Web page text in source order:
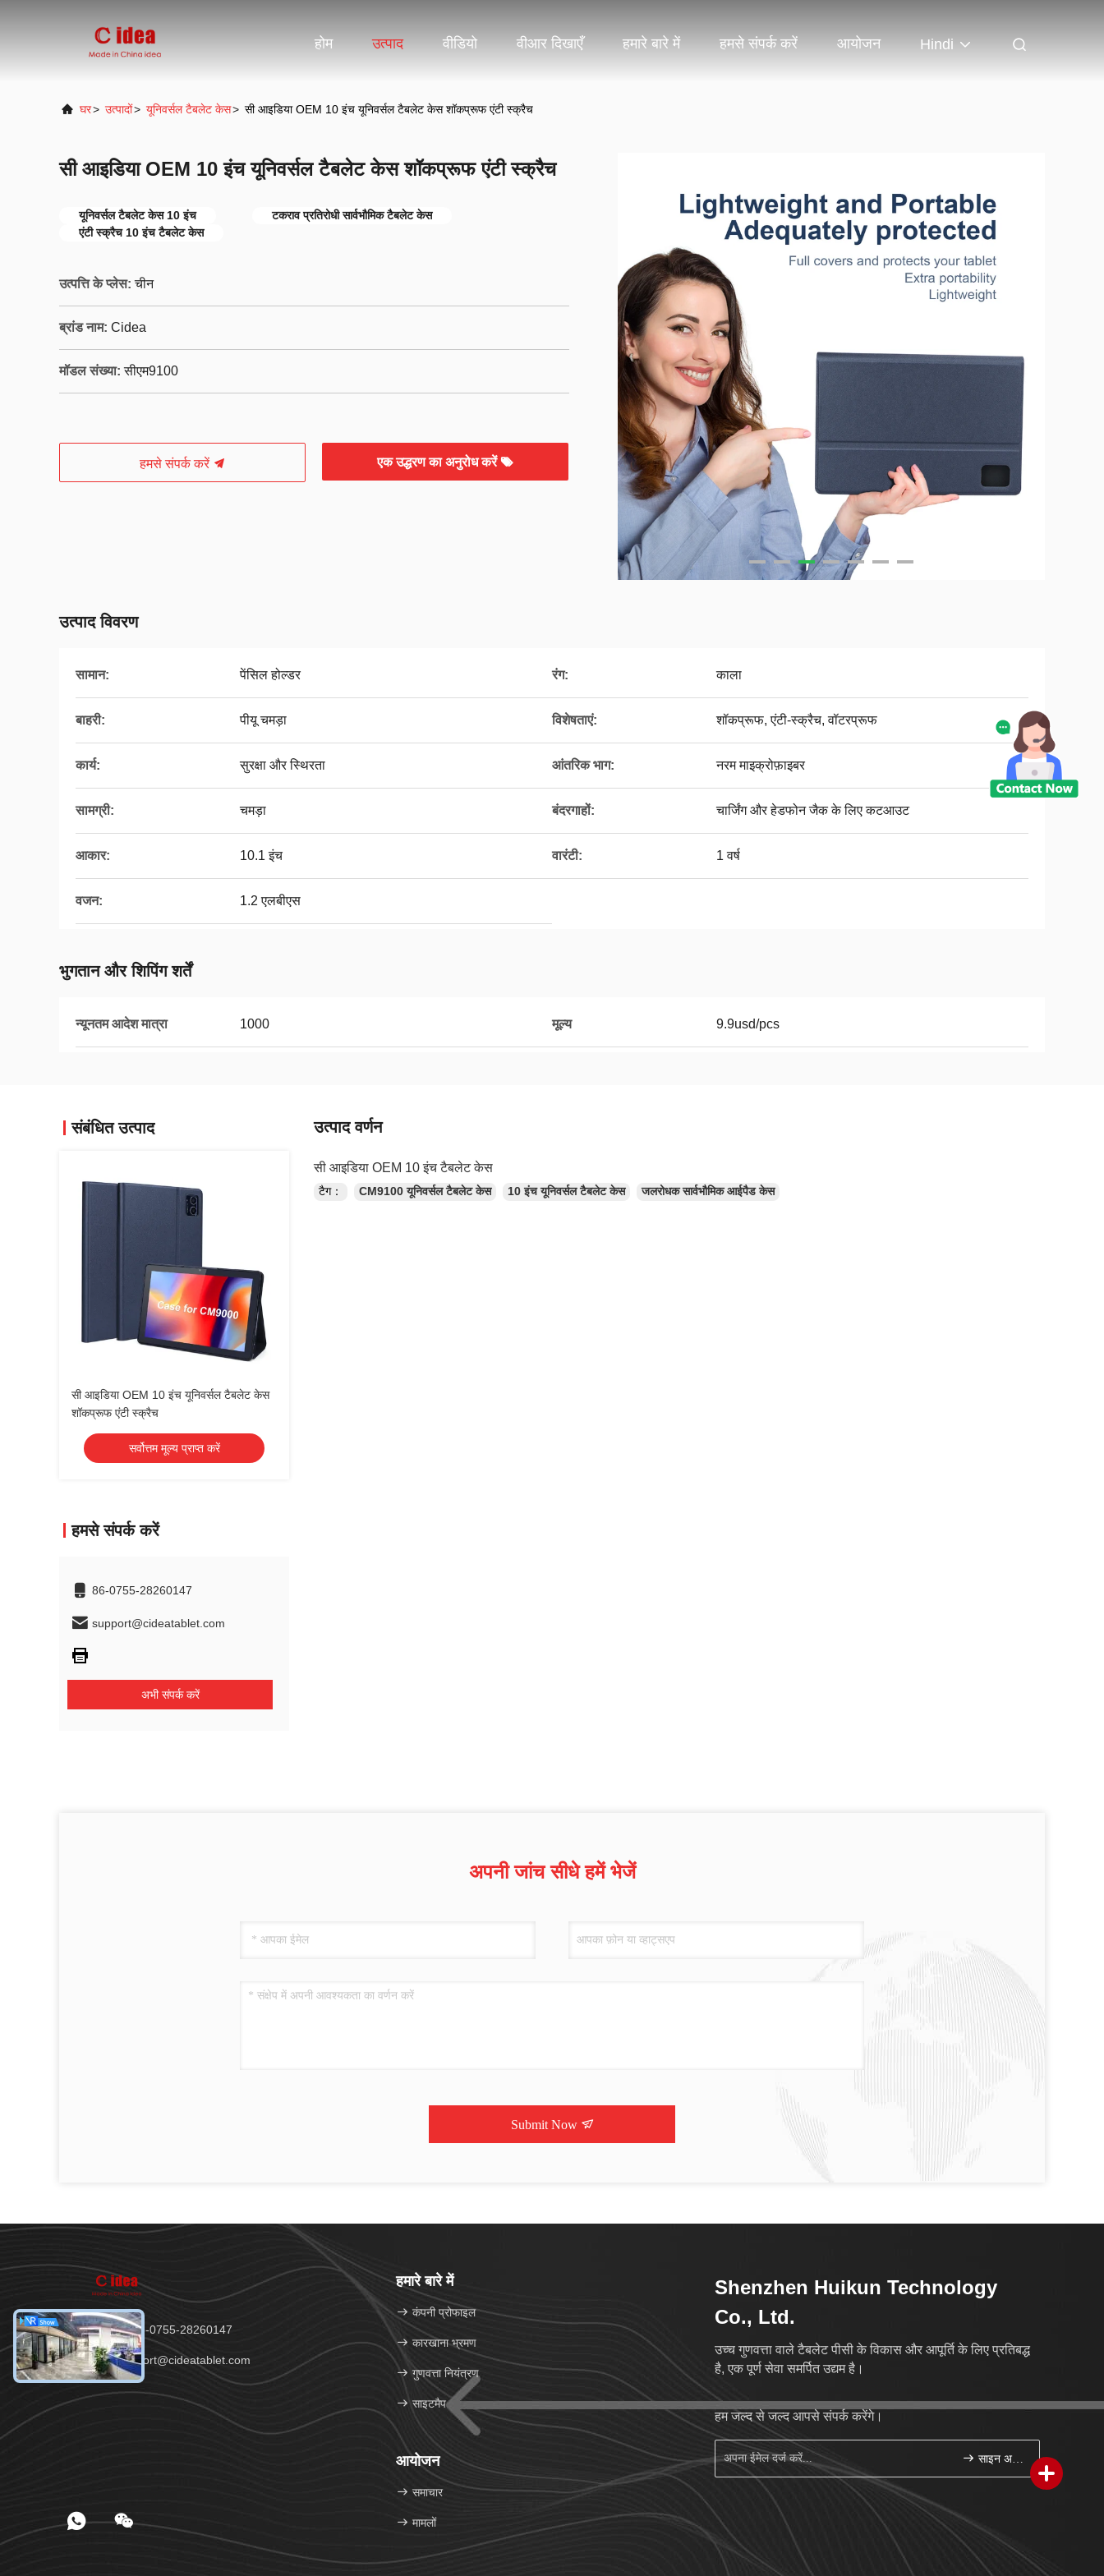
होम उत्पाद वीडियो वीआर दिखाएँ हमारे बारे में हमसे संपर्क करें आयोजन Hindi
घर> उत्पादों> यूनिवर्सल टैबलेट केस> सी आइडिया OEM 10 इंच यूनिवर्सल टैबलेट केस शॉकप्रूफ एंटी स्क्रैच
सी आइडिया OEM 10 इंच यूनिवर्सल टैबलेट केस शॉकप्रूफ एंटी स्क्रैच
यूनिवर्सल टैबलेट केस 10 इंच
टकराव प्रतिरोधी सार्वभौमिक टैबलेट केस
एंटी स्क्रैच 10 इंच टैबलेट केस
उत्पत्ति के प्लेस: चीन
ब्रांड नाम: Cidea
मॉडल संख्या: सीएम9100
हमसे संपर्क करें एक उद्धरण का अनुरोध करें
उत्पाद विवरण
सामान: पेंसिल होल्डर रंग: काला
बाहरी: पीयू चमड़ा विशेषताएं: शॉकप्रूफ, एंटी-स्क्रैच, वॉटरप्रूफ
कार्य: सुरक्षा और स्थिरता आंतरिक भाग: नरम माइक्रोफ़ाइबर
सामग्री: चमड़ा बंदरगाहों: चार्जिंग और हेडफोन जैक के लिए कटआउट
आकार: 10.1 इंच वारंटी: 1 वर्ष
वजन: 1.2 एलबीएस
भुगतान और शिपिंग शर्तें
न्यूनतम आदेश मात्रा 1000 मूल्य 9.9usd/pcs
संबंधित उत्पाद
सी आइडिया OEM 10 इंच यूनिवर्सल टैबलेट केस
शॉकप्रूफ एंटी स्क्रैच
सर्वोत्तम मूल्य प्राप्त करें
हमसे संपर्क करें
86-0755-28260147
support@cideatablet.com
अभी संपर्क करें
उत्पाद वर्णन
सी आइडिया OEM 10 इंच टैबलेट केस
टैग： CM9100 यूनिवर्सल टैबलेट केस 10 इंच यूनिवर्सल टैबलेट केस जलरोधक सार्वभौमिक आईपैड केस
अपनी जांच सीधे हमें भेजें
Submit Now
टेलीफोन：86-0755-28260147
ईमेल：support@cideatablet.com
हमारे बारे में
कंपनी प्रोफाइल
कारखाना भ्रमण
गुणवत्ता नियंत्रण
साइटमैप
आयोजन
समाचार
मामलों
Shenzhen Huikun Technology
Co., Ltd.
उच्च गुणवत्ता वाले टैबलेट पीसी के विकास और आपूर्ति के लिए प्रतिबद्ध
है, एक पूर्ण सेवा समर्पित उद्यम है।
हम जल्द से जल्द आपसे संपर्क करेंगे।
साइन अप करें